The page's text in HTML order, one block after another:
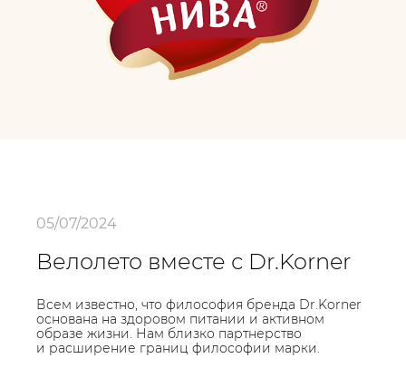
05/07/2024
Велолето вместе с Dr.Korner
Всем известно, что философия бренда Dr.Korner
основана на здоровом питании и активном
образе жизни. Нам близко партнерство
и расширение границ философии марки.